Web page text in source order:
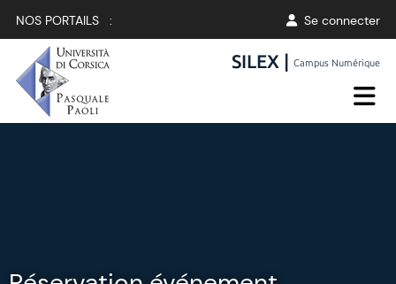
NOS PORTAILS : Se connecter
SILEX |Campus Numérique